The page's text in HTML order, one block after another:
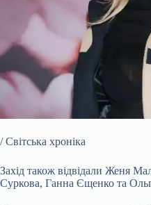
/ Світська хроніка
Захід також відвідали Женя
Суркова, Ганна Єщенко та